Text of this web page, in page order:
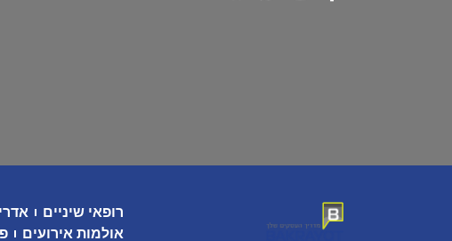
רופאי שיניים
אולמות אירועים